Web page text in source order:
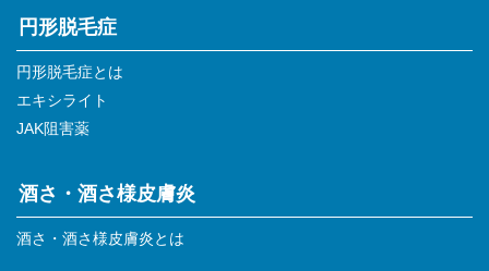
円形脱毛症
円形脱毛症とは
エキシライト
JAK阻害薬
酒さ・酒さ様皮膚炎
酒さ・酒さ様皮膚炎とは